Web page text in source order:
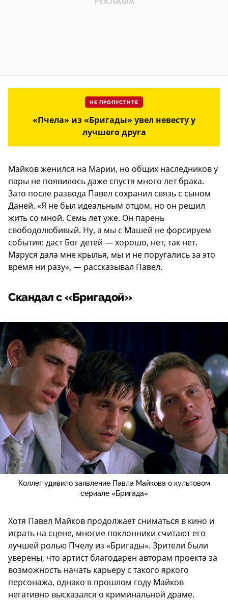
НЕ ПРОПУСТИТЕ
«Пчела» из «Бригады» увел невесту у
лучшего друга
Майков женился на Марии, но общих наследников у
пары не появилось даже спустя много лет брака.
Зато после развода Павел сохранил связь с сыном
Даней. «Я не был идеальным отцом, но он решил
жить со мной. Семь лет уже. Он парень
свободолюбивый. Ну, а мы с Машей не форсируем
события: даст Бог детей — хорошо, нет, так нет.
Маруся дала мне крылья, мы и не поругались за это
время ни разу», — рассказывал Павел.
Скандал с «Бригадой»
Коллег удивило заявление Павла Майкова о культовом
сериале «Бригада»
Хотя Павел Майков продолжает сниматься в кино и
играть на сцене, многие поклонники считают его
лучшей ролью Пчелу из «Бригады». Зрители были
уверены, что артист благодарен авторам проекта за
возможность начать карьеру с такого яркого
персонажа, однако в прошлом году Майков
негативно высказался о криминальной драме.